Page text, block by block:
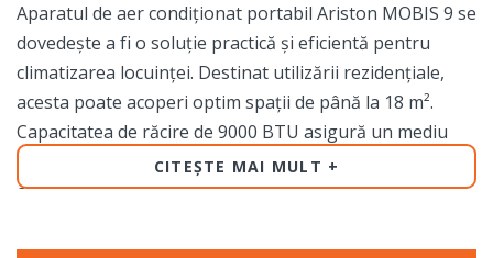
Aparatul de aer condiționat portabil Ariston MOBIS 9 se
dovedește a fi o soluție practică și eficientă pentru
climatizarea locuinței. Destinat utilizării rezidențiale,
acesta poate acoperi optim spații de până la 18 m².
Capacitatea de răcire de 9000 BTU asigură un mediu
răcoros și confortabil chiar și în zilele toride de vară, la
o temperatură maximă de operare de 35°C. De
randament EER de 2.6 ofera un consum redus de
CITEȘTE MAI MULT